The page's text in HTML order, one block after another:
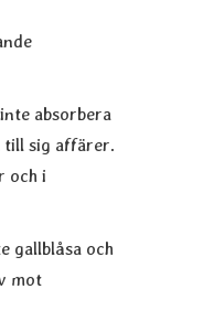
absorbera
till sig affärer.
och i
gallblåsa och
mot